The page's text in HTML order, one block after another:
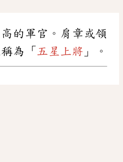
的軍官。肩章或領
為「 五星上將 」。